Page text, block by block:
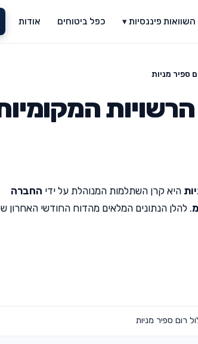
השוואות פיננסיות ▾ כפל ביטוחים אודות
ספיר מניות
היא קרן השתלמות המנוהלת על ידי החברה
. להלן הנתונים המלאים מהדוח החודשי האחרון
רום ספיר מניות